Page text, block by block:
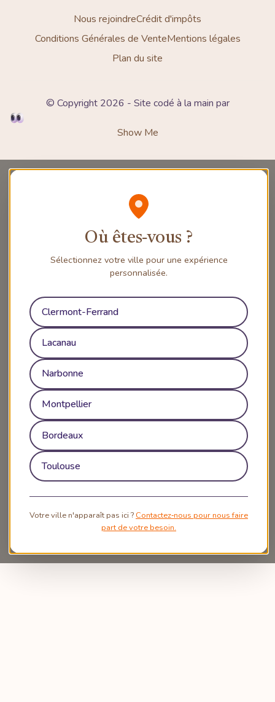
Nous rejoindreCrédit d'impôts
Conditions Générales de VenteMentions légales
Plan du site
© Copyright 2026 - Site codé à la main par
Show Me
Où êtes‑vous ?
Sélectionnez votre ville pour une expérience
personnalisée.
Clermont-Ferrand
Lacanau
Narbonne
Montpellier
Bordeaux
Toulouse
Votre ville n'apparaît pas ici ? Contactez‑nous pour nous faire
part de votre besoin.